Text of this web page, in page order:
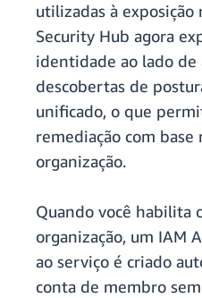
utilizadas à exposição
Security Hub agora
identidade ao lado de
descobertas de
unificado, o que
remediação com base
organização.
Quando você habilita
organização, um IAM
ao serviço é criado
conta de membro